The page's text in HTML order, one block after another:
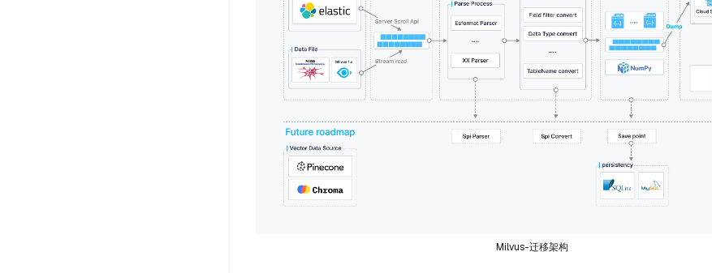
Milvus-迁移架构